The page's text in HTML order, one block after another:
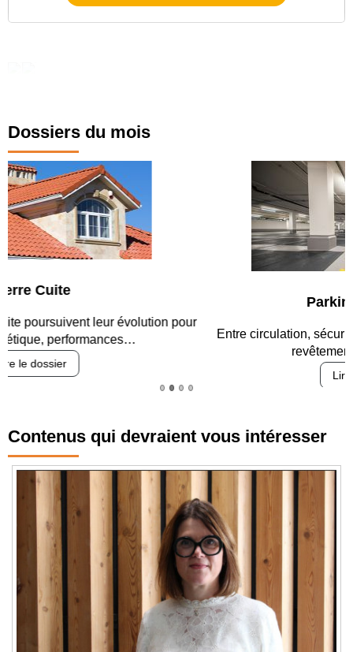
Dossiers du mois
Entre circulation, sécurisation des accès, durabilité des
Contenus qui devraient vous intéresser